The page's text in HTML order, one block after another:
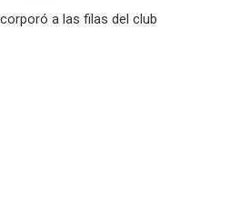
a las filas del club